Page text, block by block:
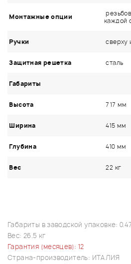
Монтажные опции
каждой
Ручки сверху
Защитная решетка сталь
Габариты
Высота 717 мм
Ширина 415 мм
Глубина 410 мм
Вес 22 кг
Габариты в заводской упаковке:
Вес: 26.5 кг
Гарантия (месяцев): 12
Страна-производитель: ИТАЛИЯ